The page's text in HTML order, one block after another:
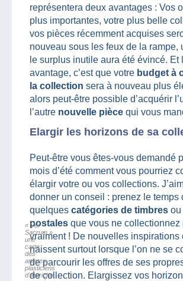
représentera deux avantages : Vos
plus importantes, votre plus belle
vos pièces récemment acquises
nouveau sous les feux de la rampe,
le surplus inutile aura été évincé. Et
avantage, c’est que votre budget à
la collection sera à nouveau plus
alors peut-être possible d’acquérir
l’autre nouvelle pièce qui vous
Elargir les horizons de sa
Peut-être vous êtes-vous demandé
mois d’été comment vous pourriez
élargir votre ou vos collections.
donner un conseil : prenez le temps
quelques catégories de timbres ou
postales que vous ne collectionnez
vraiment ! De nouvelles inspirations
naissent surtout lorsque l’on ne se
de parcourir les offres de ses
de collection. Elargissez vos
« Ver
Sacrum »,
une
carte
des
artistes
plasticiens
d’Autriche,